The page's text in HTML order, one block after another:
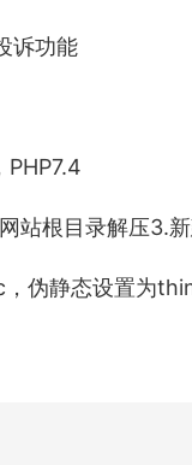
诉功能
PHP7.4
站根目录解压3.
伪静态设置为